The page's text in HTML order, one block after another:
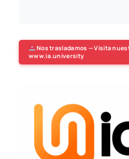
Nos trasladamos — Visita
www.ia.university